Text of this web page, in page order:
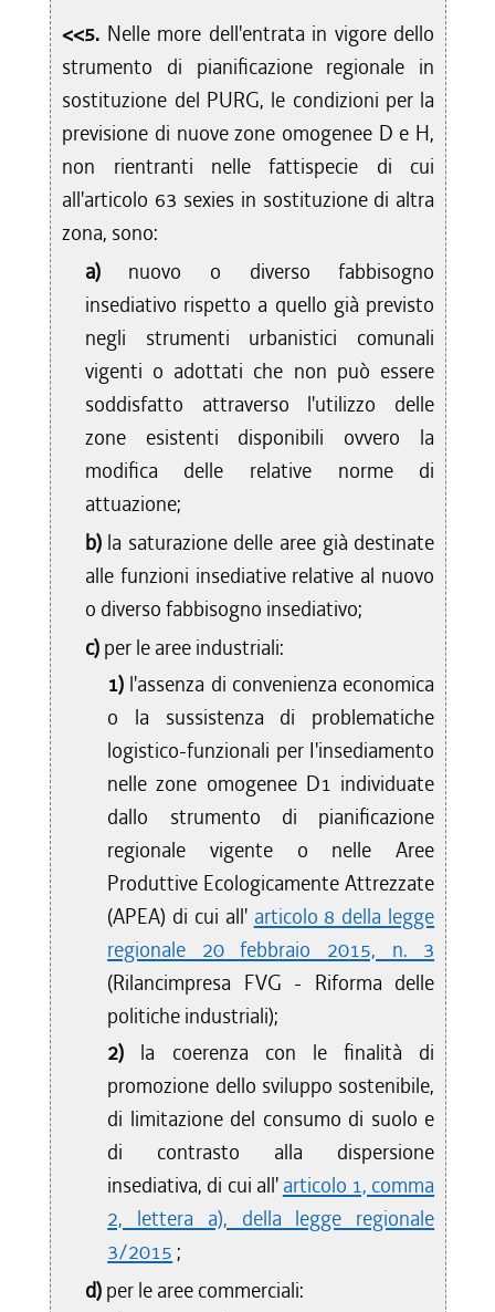
<<5. Nelle more dell'entrata in vigore dello
strumento di pianificazione regionale in
sostituzione del PURG, le condizioni per la
previsione di nuove zone omogenee D e H,
non rientranti nelle fattispecie di cui
all'articolo 63 sexies in sostituzione di altra
zona, sono:
a) nuovo o diverso fabbisogno
insediativo rispetto a quello già previsto
negli strumenti urbanistici comunali
vigenti o adottati che non può essere
soddisfatto attraverso l'utilizzo delle
zone esistenti disponibili ovvero la
modifica delle relative norme di
attuazione;
b) la saturazione delle aree già destinate
alle funzioni insediative relative al nuovo
o diverso fabbisogno insediativo;
c) per le aree industriali:
1) l'assenza di convenienza economica
o la sussistenza di problematiche
logistico-funzionali per I'insediamento
nelle zone omogenee D1 individuate
dallo strumento di pianificazione
regionale vigente o nelle Aree
Produttive Ecologicamente Attrezzate
(APEA) di cui all' articolo 8 della legge
regionale 20 febbraio 2015, n. 3
(Rilancimpresa FVG - Riforma delle
politiche industriali);
2) la coerenza con le finalità di
promozione dello sviluppo sostenibile,
di limitazione del consumo di suolo e
di contrasto alla dispersione
insediativa, di cui all' articolo 1, comma
2, lettera a), della legge regionale
3/2015 ;
d) per le aree commerciali: